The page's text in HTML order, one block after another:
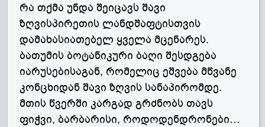
რა თქმა უნდა შეიცავს შავი
ზღვისპირეთის ლანდშაფტისთვის
დამახასიათებელ ყველა მცენარეს.
ბათუმის ბოტანიკური ბაღი შესდგება
იარუსებისაგან, რომელიც ეშვება მწვანე
კონცხიდან შავი ზღვის სანაპირომდე.
მთის წვერში კარგად გრძნობს თავს
ფიჭვი, ბარბარისი, როდოდენდრონები…